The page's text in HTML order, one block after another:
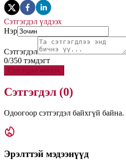
Сэтгэгдэл үлдээх
Нэр
Сэтгэгдэл
0/350 тэмдэгт
Сэтгэгдэл илгээх
Сэтгэгдэл (0)
Одоогоор сэтгэгдэл байхгүй
Эрэлттэй мэдээнүүд